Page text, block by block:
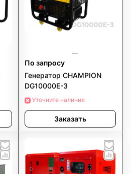
По запросу
Генератор CHAMPION
DG10000E-3
Уточните наличие
Заказать